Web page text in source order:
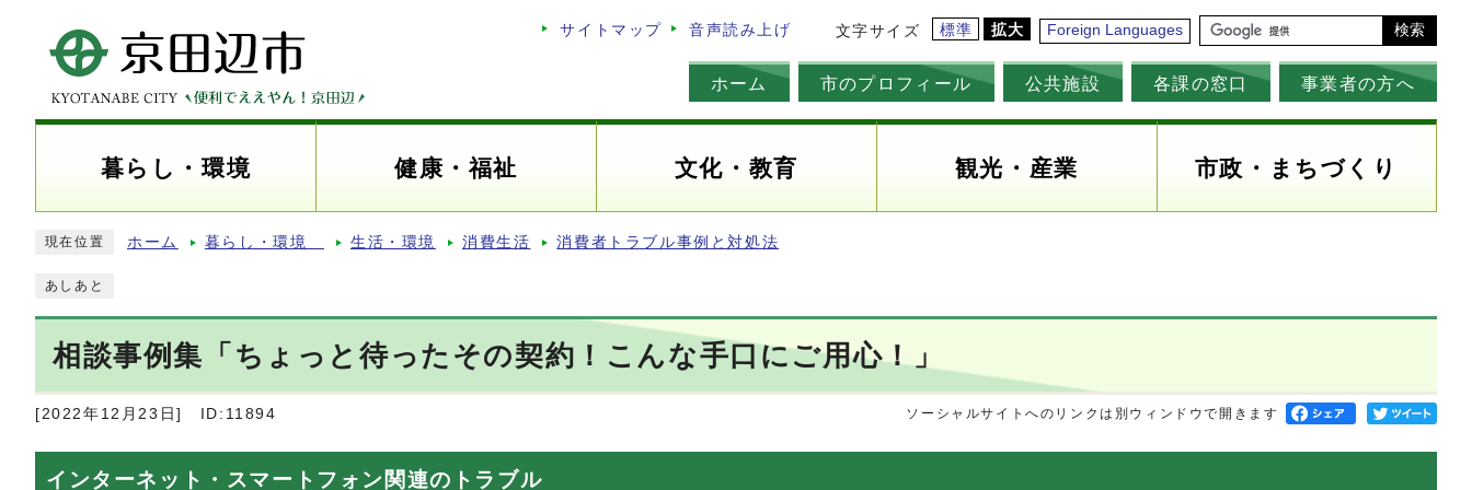
サイトマップ 音声読み上げ 文字サイズ 標準 拡大 Foreign Languages 検索
ホーム 市のプロフィール 公共施設 各課の窓口 事業者の方へ
暮らし・環境 健康・福祉 文化・教育 観光・産業 市政・まちづくり
現在位置 ホーム 暮らし・環境 生活・環境 消費生活 消費者トラブル事例と対処法
あしあと
相談事例集「ちょっと待ったその契約！こんな手口にご用心！」
[2022年12月23日] ID:11894 ソーシャルサイトへのリンクは別ウィンドウで開きます
インターネット・スマートフォン関連のトラブル